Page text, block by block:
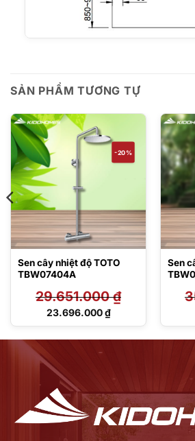
SẢN PHẨM TƯƠNG TỰ
-20%
Sen cây nhiệt độ TOTO
TBW07404A
29.651.000₫
Giá
23.696.000₫
Giá
Sen